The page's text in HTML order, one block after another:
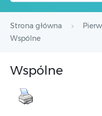
Strona główna
Wspólne
Wspólne